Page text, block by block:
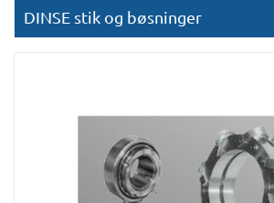
DINSE stik og bøsninger